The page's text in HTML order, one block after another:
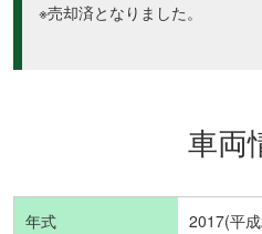
※売却済となりました。
車両
年式 2017(平